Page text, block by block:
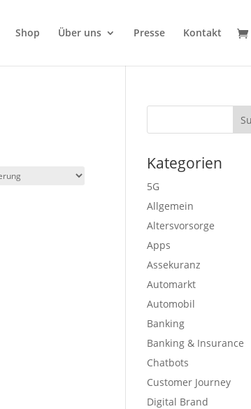
Shop Über uns Presse Kontakt
Kategorien
5G
Allgemein
Altersvorsorge
Apps
Assekuranz
Automarkt
Automobil
Banking
Banking & Insurance
Chatbots
Customer Journey
Digital Brand